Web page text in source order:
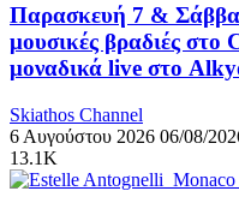
Παρασκευή 7 &
μουσικές βραδιές
μοναδικά live στο
Skiathos Channel
6 Αυγούστου 2026 06/08/
13.1K